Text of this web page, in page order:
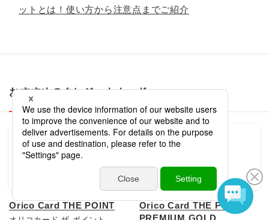
ットとは！使い方から注意点までご紹介
おすすめのクレジットカード
Orico Card THE POINT
Orico Card THE POINT
PREMIUM GOLD